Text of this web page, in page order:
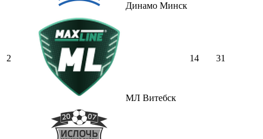
Динамо Минск
2
МЛ Витебск
14 31